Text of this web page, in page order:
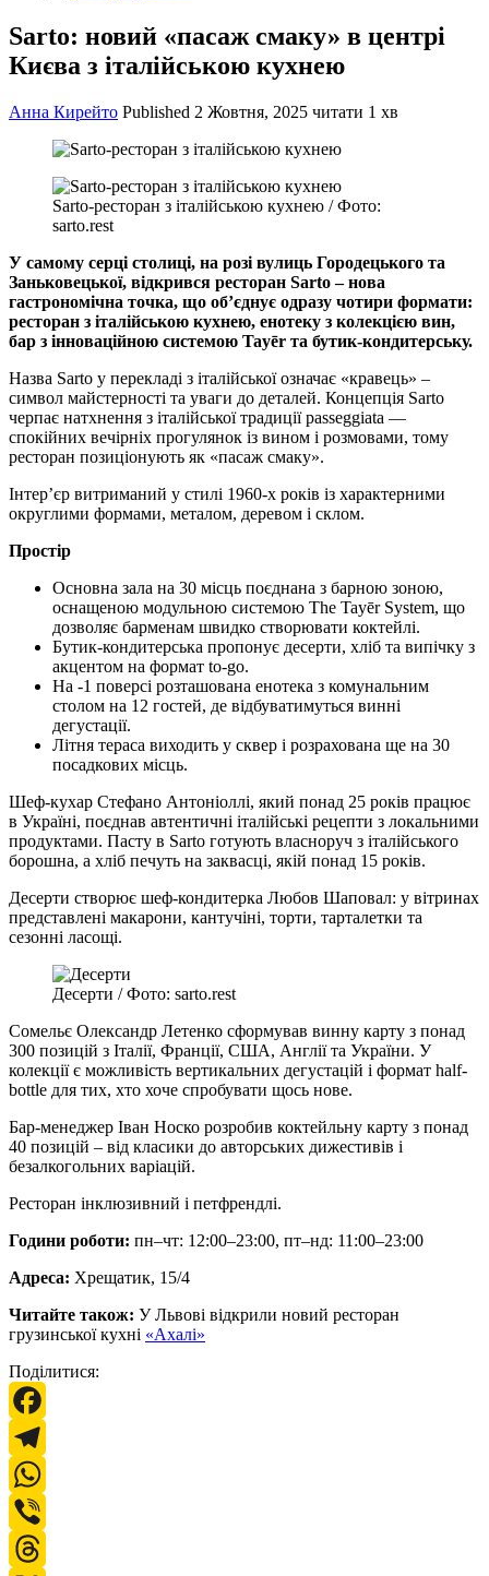
Sarto: новий «пасаж смаку» в центрі
Києва з італійською кухнею
Анна Кирейто Published 2 Жовтня, 2025 читати 1 хв
Sarto-ресторан з італійською кухнею / Фото:
sarto.rest
У самому серці столиці, на розі вулиць Городецького та
Заньковецької, відкрився ресторан Sarto – нова
гастрономічна точка, що об’єднує одразу чотири формати:
ресторан з італійською кухнею, енотеку з колекцією вин,
бар з інноваційною системою Tayēr та бутик-кондитерську.
Назва Sarto у перекладі з італійської означає «кравець» –
символ майстерності та уваги до деталей. Концепція Sarto
черпає натхнення з італійської традиції passeggiata —
спокійних вечірніх прогулянок із вином і розмовами, тому
ресторан позиціонують як «пасаж смаку».
Інтер’єр витриманий у стилі 1960-х років із характерними
округлими формами, металом, деревом і склом.
Простір
Основна зала на 30 місць поєднана з барною зоною,
оснащеною модульною системою The Tayēr System, що
дозволяє барменам швидко створювати коктейлі.
Бутик-кондитерська пропонує десерти, хліб та випічку з
акцентом на формат to-go.
На -1 поверсі розташована енотека з комунальним
столом на 12 гостей, де відбуватимуться винні
дегустації.
Літня тераса виходить у сквер і розрахована ще на 30
посадкових місць.
Шеф-кухар Стефано Антоніоллі, який понад 25 років працює
в Україні, поєднав автентичні італійські рецепти з локальними
продуктами. Пасту в Sarto готують власноруч з італійського
борошна, а хліб печуть на заквасці, якій понад 15 років.
Десерти створює шеф-кондитерка Любов Шаповал: у вітринах
представлені макарони, кантучіні, торти, тарталетки та
сезонні ласощі.
Десерти / Фото: sarto.rest
Сомельє Олександр Летенко сформував винну карту з понад
300 позицій з Італії, Франції, США, Англії та України. У
колекції є можливість вертикальних дегустацій і формат half-
bottle для тих, хто хоче спробувати щось нове.
Бар-менеджер Іван Носко розробив коктейльну карту з понад
40 позицій – від класики до авторських дижестивів і
безалкогольних варіацій.
Ресторан інклюзивний і петфрендлі.
Години роботи: пн–чт: 12:00–23:00, пт–нд: 11:00–23:00
Адреса: Хрещатик, 15/4
Читайте також: У Львові відкрили новий ресторан
грузинської кухні «Ахалі»
Поділитися:
Facebook
Telegram
WhatsApp
Viber